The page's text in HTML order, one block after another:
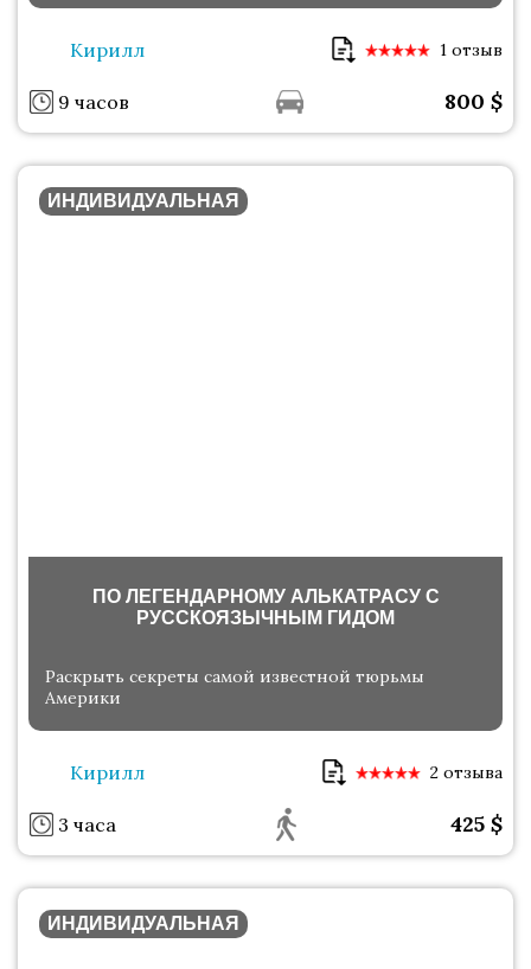
Кирилл 1 отзыв
9 часов 800 $
ИНДИВИДУАЛЬНАЯ
ПО ЛЕГЕНДАРНОМУ АЛЬКАТРАСУ С
РУССКОЯЗЫЧНЫМ ГИДОМ
Раскрыть секреты самой известной тюрьмы
Америки
Кирилл 2 отзыва
3 часа 425 $
ИНДИВИДУАЛЬНАЯ